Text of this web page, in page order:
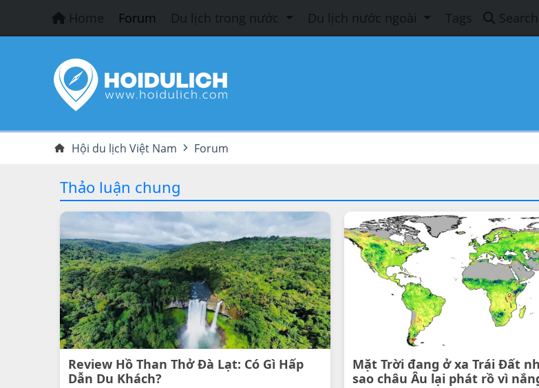
Home Forum Du lịch trong nước Du lịch nước ngoài Tags Search
Hội du lịch Việt Nam Forum
Thảo luận chung
Review Hồ Than Thở Đà Lạt: Có Gì Hấp
Dẫn Du Khách?
Mặt Trời đang ở xa Trái Đất
sao châu Âu lại phát rồ vì